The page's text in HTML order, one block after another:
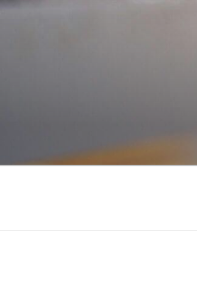
Aller